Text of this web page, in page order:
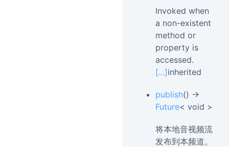
Invoked when
a non-existent
method or
property is
accessed.
[...]inherited
publish() →
Future< void >
将本地音视频流
发布到本频道。